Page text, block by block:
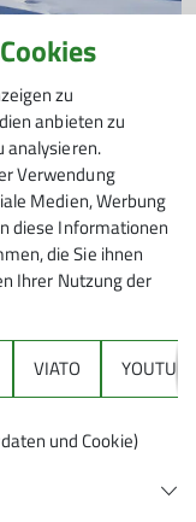
News
zum
wir die
Walking
zu
anbieten zu
analysieren.
Verwendung
Medien, Werbung
diese Informationen
die Sie ihnen
Ihrer Nutzung der
VIATO
und Cookie)